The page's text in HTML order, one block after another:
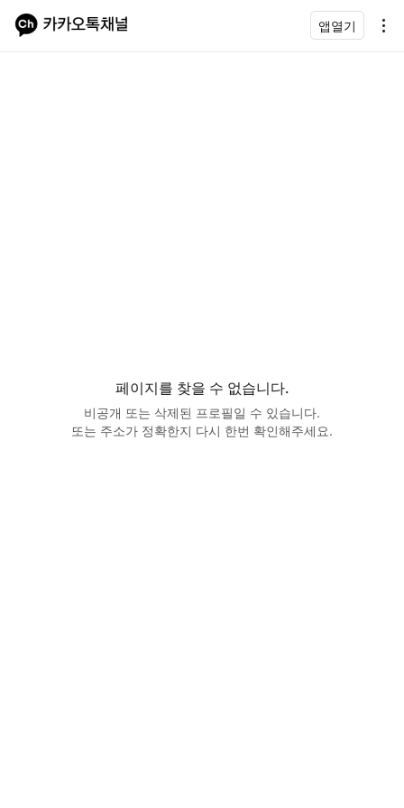
앱열기
페이지를 찾을 수 없습니다.
비공개 또는 삭제된 프로필일 수 있습니다.
또는 주소가 정확한지 다시 한번 확인해주세요.